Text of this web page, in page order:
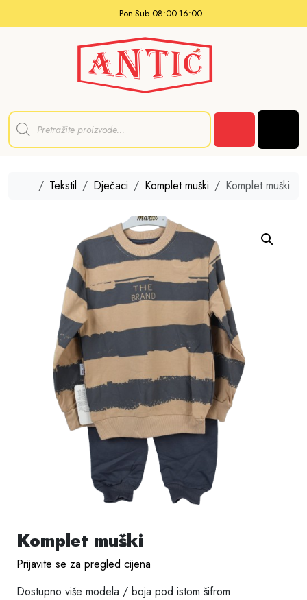
Pon-Sub 08:00-16:00
P
d
HomeTekstil Dječaci Komplet muški Komplet muški
Komplet muški
Prijavite se za pregled cijena
Dostupno više modela / boja pod istom šifrom